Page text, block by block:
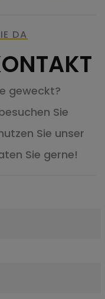
DA
geweckt?
Sie
Sie unser
Sie gerne!